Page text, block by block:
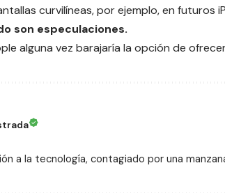
curvilíneas, por ejemplo, en futuros
son especulaciones.
alguna vez barajaría la opción de
a la tecnología, contagiado por una